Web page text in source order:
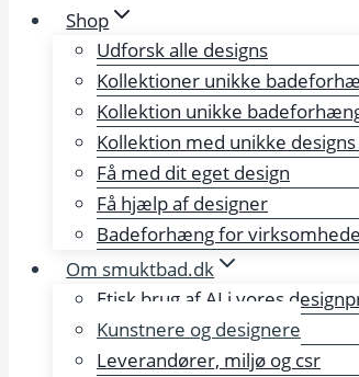
Shop
Udforsk alle designs
Kollektioner unikke
Kollektion unikke
Kollektion med unikke
Få med dit eget design
Få hjælp af designer
Badeforhæng for
Om smuktbad.dk
Etisk brug af AI i vores
Kunstnere og designere
Leverandører, miljø og csr